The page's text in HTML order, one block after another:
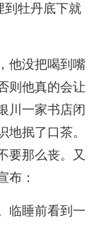
到牡丹底下就
他没把喝到嘴
则他真的会让
川一家书店闭
地抿了口茶。
要那么丧。又
布：
临睡前看到一